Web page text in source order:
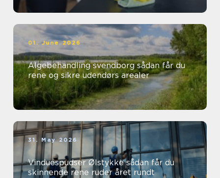
01. June 2026
Algebehandling svendborg sådan får du
rene og sikre udendørs arealer
31. May 2026
Vinduespudser Ølstykke sådan får du
skinnende rene ruder året rundt